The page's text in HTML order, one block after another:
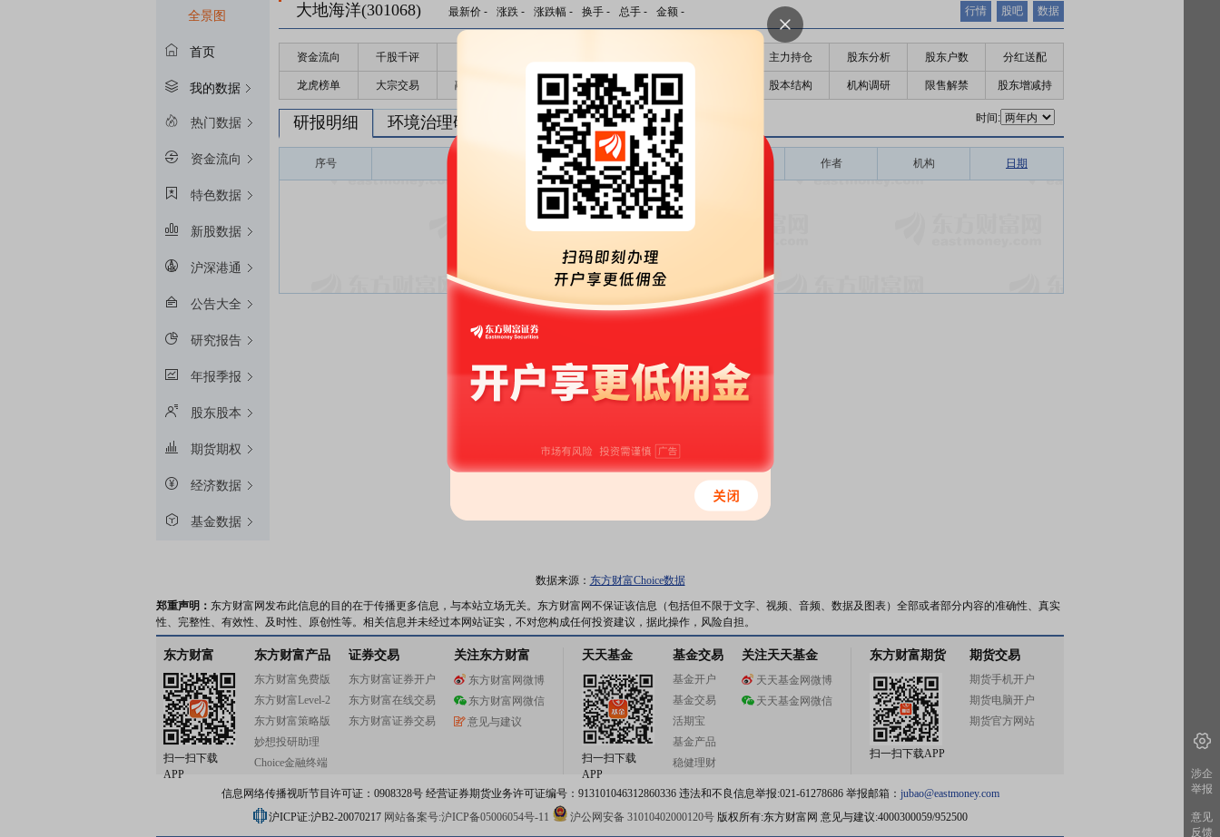
全景图
首页
我的数据
热门数据
资金流向
特色数据
新股数据
沪深港通
公告大全
研究报告
年报季报
股东股本
期货期权
经济数据
基金数据
大地海洋(301068) 最新价 - 涨跌 - 涨跌幅 - 换手 - 总手 - 金额 - 行情 股吧 数据
资金流向 千股千评 主力持仓 股东分析 股东户数 分红送配
龙虎榜单 大宗交易 融资融券 高管持股 股东大会 股本结构 机构调研 限售解禁 股东增减持
时间:
研报明细 环境治理研报 环境治理盈利预测
序号
东财
评级
作者 机构 日期
数据来源： 东方财富Choice数据
郑重声明： 东方财富网发布此信息的目的在于传播更多信息，与本站立场无关。东方财富网不保证该信息（包括但不限于文字、视频、音频、数据及图表）全部或者部分内容的准确性、真实
性、完整性、有效性、及时性、原创性等。相关信息并未经过本网站证实，不对您构成任何投资建议，据此操作，风险自担。
东方财富
扫一扫下载
APP
东方财富产品
东方财富免费版
东方财富Level-2
东方财富策略版
妙想投研助理
Choice金融终端
证券交易
东方财富证券开户
东方财富在线交易
东方财富证券交易
关注东方财富
东方财富网微博
东方财富网微信
意见与建议
天天基金
扫一扫下载
APP
基金交易
基金开户
基金交易
活期宝
基金产品
稳健理财
关注天天基金
天天基金网微博
天天基金网微信
东方财富期货
扫一扫下载APP
期货交易
期货手机开户
期货电脑开户
期货官方网站
信息网络传播视听节目许可证：0908328号 经营证券期货业务许可证编号：913101046312860336 违法和不良信息举报:021-61278686 举报邮箱： jubao@eastmoney.com
沪ICP证:沪B2-20070217 网站备案号:沪ICP备05006054号-11 沪公网安备 31010402000120号版权所有:东方财富网 意见与建议:4000300059/952500
涉企
举报
意见
反馈